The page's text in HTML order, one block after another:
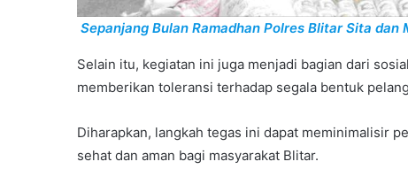
Sepanjang Bulan Ramadhan Polres Blitar Sita dan
Selain itu, kegiatan ini juga menjadi bagian dari
memberikan toleransi terhadap segala bentuk
Diharapkan, langkah tegas ini dapat meminimalisir
sehat dan aman bagi masyarakat Blitar.